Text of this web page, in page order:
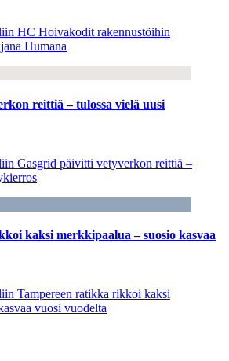
HC Hoivakodit rakennustöihin
Humana
reittiä – tulossa vielä uusi
Gasgrid päivitti vetyverkon reittiä –
kaksi merkkipaalua – suosio kasvaa
Tampereen ratikka rikkoi kaksi
vuosi vuodelta